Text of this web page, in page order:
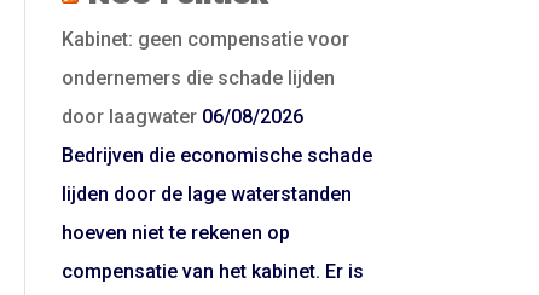
Kabinet: geen compensatie voor
ondernemers die schade lijden
door laagwater 06/08/2026
Bedrijven die economische schade
lijden door de lage waterstanden
hoeven niet te rekenen op
compensatie van het kabinet. Er is